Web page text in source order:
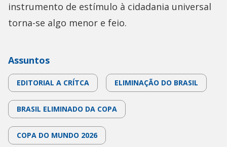
instrumento de estímulo à cidadania universal
torna-se algo menor e feio.
Assuntos
EDITORIAL A CRÍTCA ELIMINAÇÃO DO BRASIL
BRASIL ELIMINADO DA COPA
COPA DO MUNDO 2026